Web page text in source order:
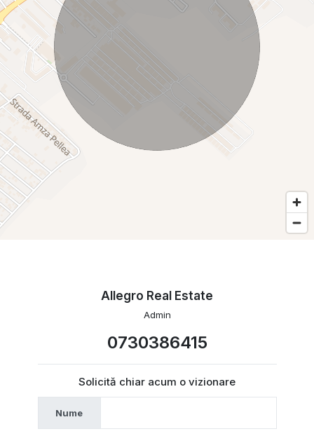
Allegro Real Estate
Admin
0730386415
Solicită chiar acum o vizionare
Nume